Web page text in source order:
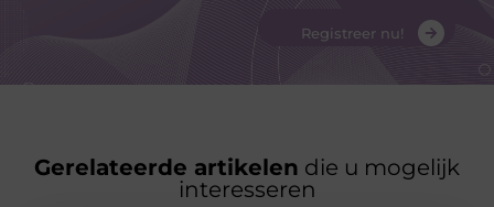
Registreer nu!
Gerelateerde artikelen die u mogelijk
interesseren